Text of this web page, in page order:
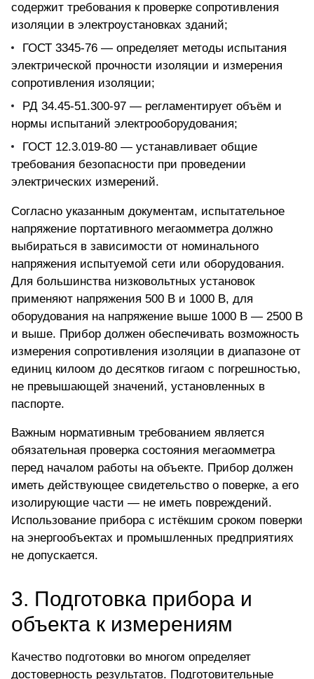
содержит требования к проверке сопротивления
изоляции в электроустановках зданий;
ГОСТ 3345-76 — определяет методы испытания
электрической прочности изоляции и измерения
сопротивления изоляции;
РД 34.45-51.300-97 — регламентирует объём и
нормы испытаний электрооборудования;
ГОСТ 12.3.019-80 — устанавливает общие
требования безопасности при проведении
электрических измерений.
Согласно указанным документам, испытательное
напряжение портативного мегаомметрадолжно
выбираться в зависимости от номинального
напряжения испытуемой сети или оборудования.
Для большинства низковольтных установок
применяют напряжения 500 В и 1000 В, для
оборудования на напряжение выше 1000 В — 2500 В
и выше. Прибор должен обеспечивать возможность
измерения сопротивления изоляции в диапазоне от
единиц килоом до десятков гигаом с погрешностью,
не превышающей значений, установленных в
паспорте.
Важным нормативным требованием является
обязательная проверка состояния мегаомметра
перед началом работы на объекте. Прибор должен
иметь действующее свидетельство о поверке, а его
изолирующие части — не иметь повреждений.
Использование прибора с истёкшим сроком поверки
на энергообъектах и промышленных предприятиях
не допускается.
3. Подготовка прибора и
объекта к измерениям
Качество подготовки во многом определяет
достоверность результатов. Подготовительные